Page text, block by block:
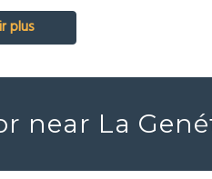
plus
near La